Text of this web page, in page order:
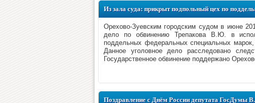
Из зала суда: прикрыт подпольный цех по
Орехово-Зуевским городским судом в июне
дело по обвинению Трепакова В.Ю. в
поддельных федеральных специальных
Данное уголовное дело расследовано
Государственное обвинение поддержано
Поздравление с Днём России депутата ГосДумы